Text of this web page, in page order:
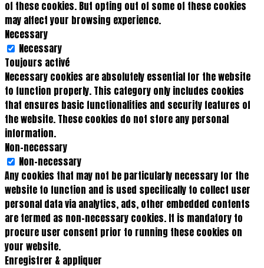
of these cookies. But opting out of some of these cookies
may affect your browsing experience.
Necessary
Necessary
Toujours activé
Necessary cookies are absolutely essential for the website
to function properly. This category only includes cookies
that ensures basic functionalities and security features of
the website. These cookies do not store any personal
information.
Non-necessary
Non-necessary
Any cookies that may not be particularly necessary for the
website to function and is used specifically to collect user
personal data via analytics, ads, other embedded contents
are termed as non-necessary cookies. It is mandatory to
procure user consent prior to running these cookies on
your website.
Enregistrer & appliquer